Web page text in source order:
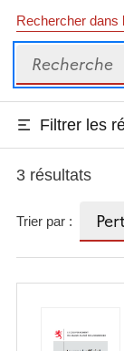
Rechercher dans
Recherche
Filtrer les
3 résultats
Trier par :